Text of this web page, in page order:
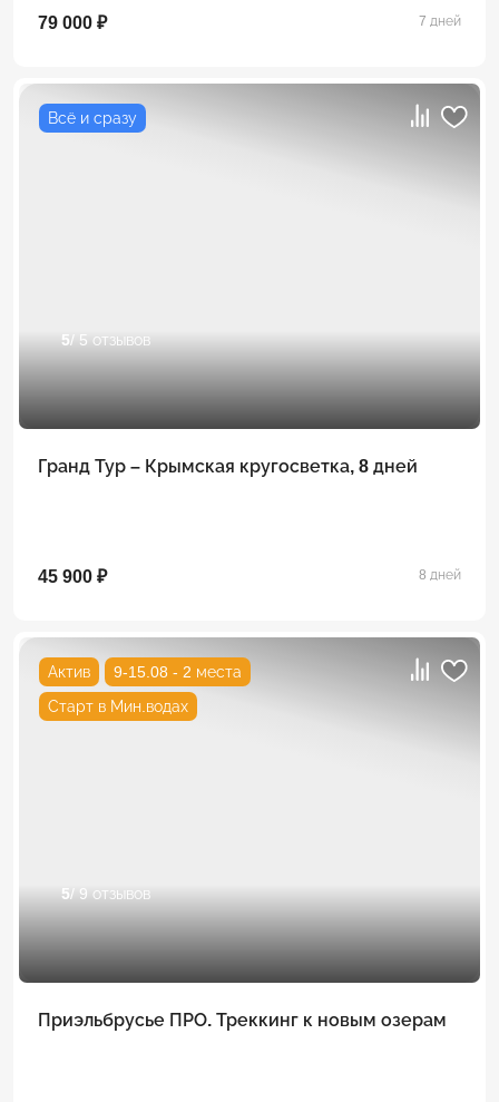
79 000 ₽ 7 дней
Всё и сразу
5/ 5 отзывов
Гранд Тур – Крымская кругосветка, 8 дней
45 900 ₽ 8 дней
Актив
9-15.08 - 2 места
Старт в Мин.водах
5/ 9 отзывов
Приэльбрусье ПРО. Треккинг к новым озерам